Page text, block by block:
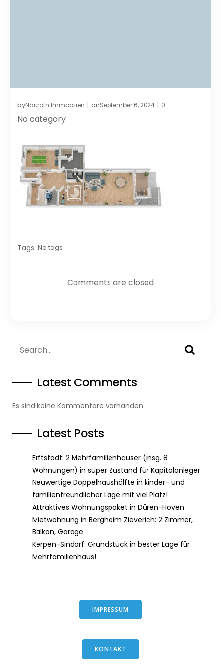
byNauroth Immobilien | onSeptember 6, 2024 | 0
No category
Tags: No tags
Comments are closed
Latest Comments
Es sind keine Kommentare vorhanden.
Latest Posts
Erftstadt: 2 Mehrfamilienhäuser (insg. 8
Wohnungen) in super Zustand für Kapitalanleger
Neuwertige Doppelhaushälfte in kinder- und
familienfreundlicher Lage mit viel Platz!
Attraktives Wohnungspaket in Düren-Hoven
Mietwohnung in Bergheim Zieverich: 2 Zimmer,
Balkon, Garage
Kerpen-Sindorf: Grundstück in bester Lage für
Mehrfamilienhaus!
IMPRESSUM
KONTAKT